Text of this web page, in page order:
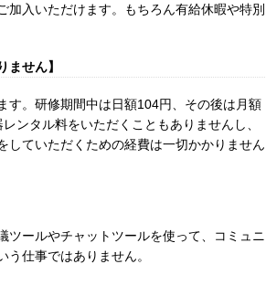
入いただけます。もちろん有給休暇や特別
ません】
す。研修期間中は日額104円、その後は月額
ンタル料をいただくこともありませんし、
していただくための経費は一切かかりません
ールやチャットツールを使って、コミュニ
仕事ではありません。